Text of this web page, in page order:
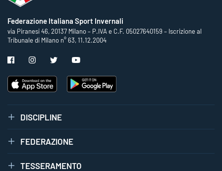
Federazione Italiana Sport Invernali
via Piranesi 46, 20137 Milano – P.IVA e C.F. 05027640159 – Iscrizione al
Tribunale di Milano n° 63, 11.12.2004
DISCIPLINE
FEDERAZIONE
TESSERAMENTO